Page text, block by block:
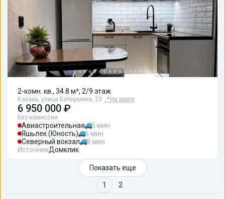
2-комн. кв., 34.8 м², 2/9 этаж
Казань, улица Батыршина, 23 📍 На карте
6 950 000 ₽
Без комиссии
Авиастроительная
5 мин
Яшьлек (Юность)
6 мин
Северный вокзал
8 мин
ИсточникДомклик
Показать еще
1 2